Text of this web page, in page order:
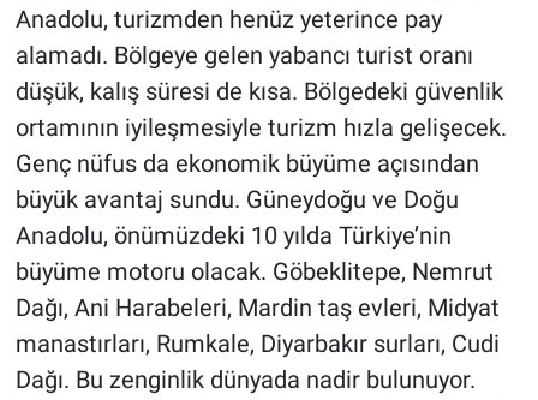
Anadolu, turizmden henüz yeterince pay
alamadı. Bölgeye gelen yabancı turist oranı
düşük, kalış süresi de kısa. Bölgedeki güvenlik
ortamının iyileşmesiyle turizm hızla gelişecek.
Genç nüfus da ekonomik büyüme açısından
büyük avantaj sundu. Güneydoğu ve Doğu
Anadolu, önümüzdeki 10 yılda Türkiye’nin
büyüme motoru olacak. Göbeklitepe, Nemrut
Dağı, Ani Harabeleri, Mardin taş evleri, Midyat
manastırları, Rumkale, Diyarbakır surları, Cudi
Dağı. Bu zenginlik dünyada nadir bulunuyor.